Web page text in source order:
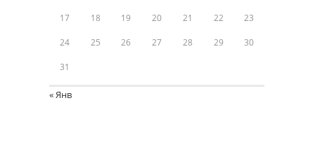
17 18 19 20 21 22 23
24 25 26 27 28 29 30
31
« Янв